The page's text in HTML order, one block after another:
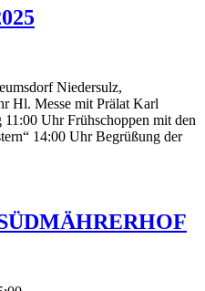
Niedersulz,
Hl. Messe mit Prälat Karl
Uhr Frühschoppen mit den
14:00 Uhr Begrüßung der